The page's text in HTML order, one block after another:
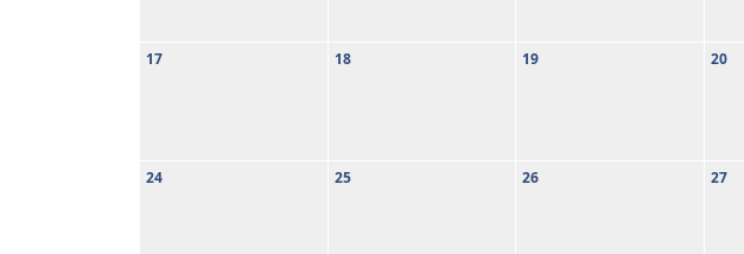
17 18 19 20
24 25 26 27